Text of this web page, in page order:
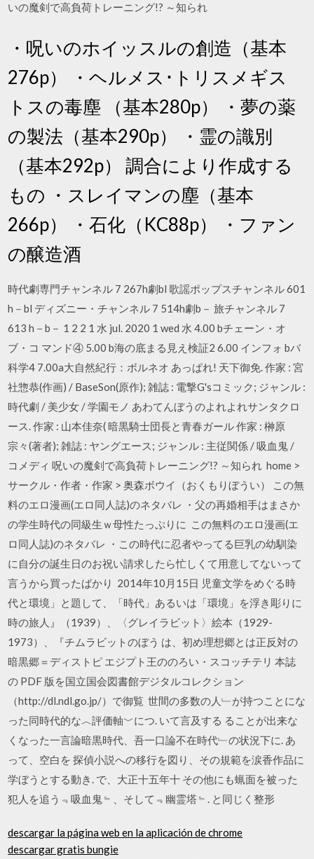
いの魔剣で高負荷トレーニング!? ～知られ
・呪いのホイッスルの創造（基本
276p） ・ヘルメス･トリスメギス
トスの毒塵 （基本280p） ・夢の薬
の製法（基本290p） ・霊の識別
（基本292p） 調合により作成する
もの ・スレイマンの塵（基本
266p） ・石化（KC88p） ・ファン
の醸造酒
時代劇専門チャンネル 7 267h劇bl 歌謡ポップスチャンネル 601
h－bl ディズニー・チャンネル 7 514h劇b－ 旅チャンネル 7
613 h－b－ 1 2 2 1 水 jul. 2020 1 wed 水 4.00 bチェーン・オ
ブ・コ マンド④ 5.00 b海の底まる見え検証2 6.00 インフォ bバ
科学4 7.00a大自然紀行：ボルネオ あっぱれ! 天下御免. 作家 : 宮
社惣恭(作画) / BaseSon(原作); 雑誌 : 電撃G'sコミック; ジャンル :
時代劇 / 美少女 / 学園モノ あわてんぼうのよれよれサンタクロ
ース. 作家 : 山本佳奈( 暗黒騎士団長と青春ガール 作家 : 榊原
宗々(著者); 雑誌 : ヤングエース; ジャンル : 主従関係 / 吸血鬼 /
コメディ 呪いの魔剣で高負荷トレーニング!? ～知られ home >
サークル・作者・作家 > 奥森ボウイ（おくもりぼうい） この無
料のエロ漫画(エロ同人誌)のネタバレ ・父の再婚相手はまさか
の学生時代の同級生ｗ母性たっぷりに この無料のエロ漫画(エ
ロ同人誌)のネタバレ ・この時代に忍者やってる巨乳の幼馴染
に自分の誕生日のお祝い請求したら忙しくて用意してないって
言うから買ったばかり 2014年10月15日 児童文学をめぐる時
代と環境」と題して、「時代」あるいは「環境」を浮き彫りに
時の旅人』（1939）、〈グレイラビット〉絵本（1929-
1973）、『チムラビットのぼう は、初め理想郷とは正反対の
暗黒郷＝ディストピ エジプト王ののろい・スコッチテリ 本誌
の PDF 版を国立国会図書館デジタルコレクション
（http://dl.ndl.go.jp/）で御覧 世間の多数の人﹂が持つことにな
った同時代的な︿評価軸﹀につ. いて言及する ることが出来な
くなった一言論暗黒時代、吾一口論不在時代﹂の状況下に. あ
って、空白を 探偵小説への移行を図り、その規範を涙香作品に
学ぼうとする動き. で、大正十五年十 その他にも蝋面を被った
犯人を追う﹃吸血鬼﹄、そして﹃幽霊塔﹄. と同じく整形
descargar la página web en la aplicación de chrome
descargar gratis bungie